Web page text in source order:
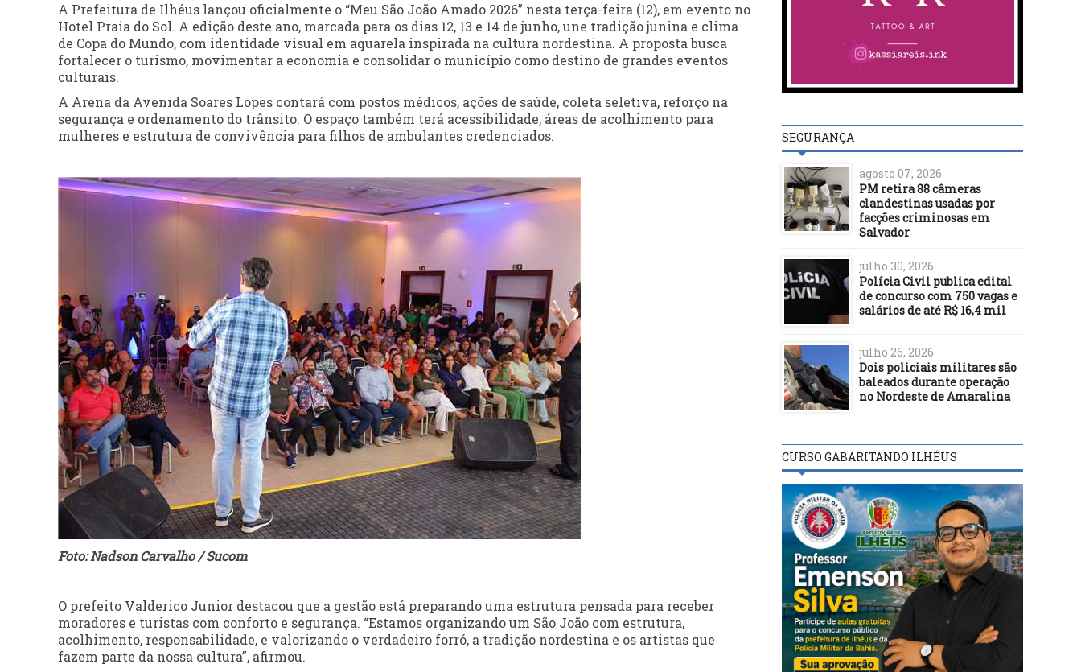
A Prefeitura de Ilhéus lançou oficialmente o “Meu São João Amado 2026” nesta terça-feira (12), em evento no
Hotel Praia do Sol. A edição deste ano, marcada para os dias 12, 13 e 14 de junho, une tradição junina e clima
de Copa do Mundo, com identidade visual em aquarela inspirada na cultura nordestina. A proposta busca
fortalecer o turismo, movimentar a economia e consolidar o município como destino de grandes eventos
culturais.
A Arena da Avenida Soares Lopes contará com postos médicos, ações de saúde, coleta seletiva, reforço na
segurança e ordenamento do trânsito. O espaço também terá acessibilidade, áreas de acolhimento para
mulheres e estrutura de convivência para filhos de ambulantes credenciados.
Foto: Nadson Carvalho / Sucom
O prefeito Valderico Junior destacou que a gestão está preparando uma estrutura pensada para receber
moradores e turistas com conforto e segurança. “Estamos organizando um São João com estrutura,
acolhimento, responsabilidade, e valorizando o verdadeiro forró, a tradição nordestina e os artistas que
fazem parte da nossa cultura”, afirmou.
SEGURANÇA
agosto 07, 2026
PM retira 88 câmeras
clandestinas usadas por
facções criminosas em
Salvador
julho 30, 2026
Polícia Civil publica edital
de concurso com 750 vagas e
salários de até R$ 16,4 mil
julho 26, 2026
Dois policiais militares são
baleados durante operação
no Nordeste de Amaralina
CURSO GABARITANDO ILHÉUS